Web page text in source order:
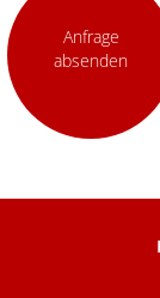
Anfrage
absenden